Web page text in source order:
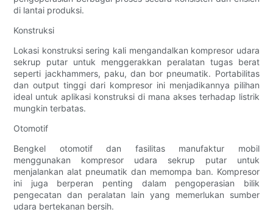
di lantai produksi.
Konstruksi
Lokasi konstruksi sering kali mengandalkan kompresor udara
sekrup putar untuk menggerakkan peralatan tugas berat
seperti jackhammers, paku, dan bor pneumatik. Portabilitas
dan output tinggi dari kompresor ini menjadikannya pilihan
ideal untuk aplikasi konstruksi di mana akses terhadap listrik
mungkin terbatas.
Otomotif
Bengkel otomotif dan fasilitas manufaktur mobil
menggunakan kompresor udara sekrup putar untuk
menjalankan alat pneumatik dan memompa ban. Kompresor
ini juga berperan penting dalam pengoperasian bilik
pengecatan dan peralatan lain yang memerlukan sumber
udara bertekanan bersih.